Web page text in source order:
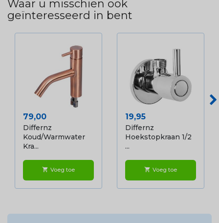
Waar u misschien ook
geïnteresseerd in bent
Prijs
79,00
Differnz
Koud/warmwater
Kra...
shopping_cart Voeg toe
Prijs
19,95
Differnz
Hoekstopkraan 1/2
...
shopping_cart Voeg toe